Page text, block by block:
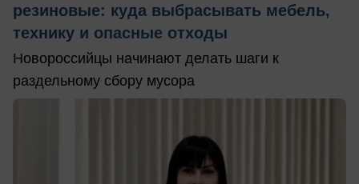
резиновые: куда выбрасывать мебель,
технику и опасные отходы
Новороссийцы начинают делать шаги к
раздельному сбору мусора